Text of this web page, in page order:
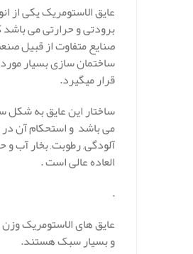
عایق الاستومریک یکی از
برودتی و حرارتی می
صنایع متفاوت از قبیل
ساختمان سازی بسیار
قرار میگیرد.
ساختار این عایق به شکل
می باشد و استحکام آن در
آلودگی, رطوبت, بخار آب و
العاده عالی است .
.
عایق های الاستومریک
و بسیار سبک هستند.